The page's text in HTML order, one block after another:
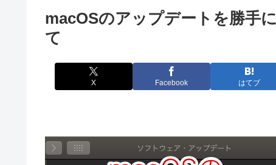
macOSのアップデートを勝手
て
X Facebook はてブ